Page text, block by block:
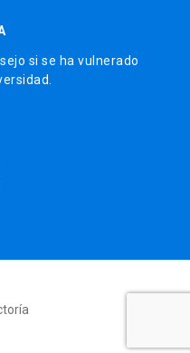
si se ha vulnerado